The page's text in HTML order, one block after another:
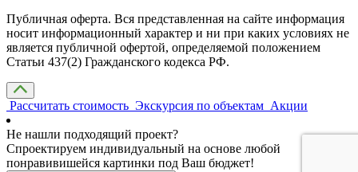
Публичная оферта. Вся представленная на сайте информация
носит информационный характер и ни при каких условиях не
является публичной офертой, определяемой положением
Статьи 437(2) Гражданского кодекса РФ.
Рассчитать стоимость Экскурсия по объектам Акции
Не нашли подходящий проект?
Спроектируем индивидуальный на основе любой
понравивишейся картинки под Ваш бюджет!